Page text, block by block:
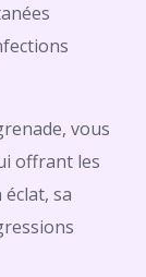
vous
offrant les
sa